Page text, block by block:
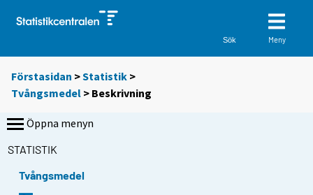
Sök Meny
Förstasidan >Statistik >
Tvångsmedel > Beskrivning
Öppna menyn
STATISTIK
Tvångsmedel